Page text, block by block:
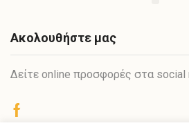
Ακολουθήστε μας
Δείτε online προσφορές στα social